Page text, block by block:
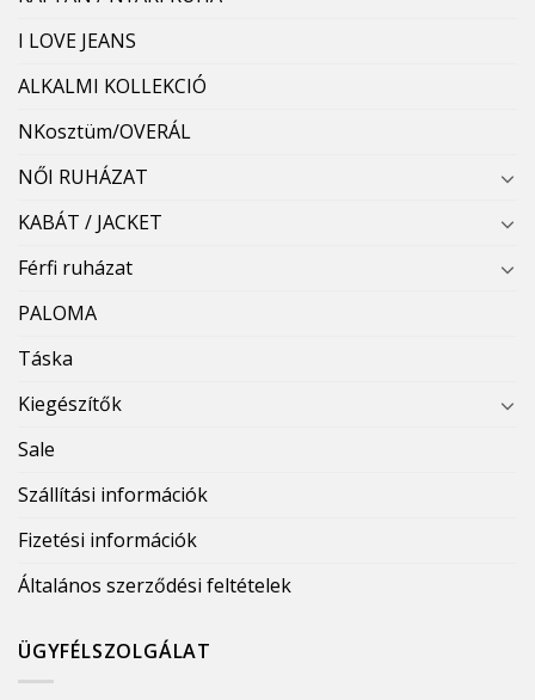
I LOVE JEANS
ALKALMI KOLLEKCIÓ
NKosztüm/OVERÁL
NŐI RUHÁZAT
KABÁT / JACKET
Férfi ruházat
PALOMA
Táska
Kiegészítők
Sale
Szállítási információk
Fizetési információk
Általános szerződési feltételek
ÜGYFÉLSZOLGÁLAT